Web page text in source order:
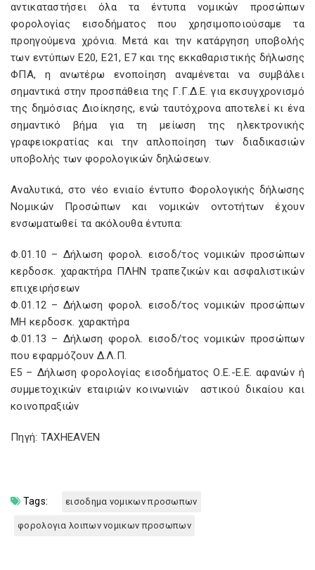
αντικαταστήσει όλα τα έντυπα νομικών προσώπων
φορολογίας εισοδήματος που χρησιμοποιούσαμε τα
προηγούμενα χρόνια. Μετά και την κατάργηση υποβολής
των εντύπων Ε20, Ε21, Ε7 και της εκκαθαριστικής δήλωσης
ΦΠΑ, η ανωτέρω ενοποίηση αναμένεται να συμβάλει
σημαντικά στην προσπάθεια της Γ.Γ.Δ.Ε. για εκσυγχρονισμό
της δημόσιας Διοίκησης, ενώ ταυτόχρονα αποτελεί κι ένα
σημαντικό βήμα για τη μείωση της ηλεκτρονικής
γραφειοκρατίας και την απλοποίηση των διαδικασιών
υποβολής των φορολογικών δηλώσεων.
Αναλυτικά, στο νέο ενιαίο έντυπο Φορολογικής δήλωσης
Νομικών Προσώπων και νομικών οντοτήτων έχουν
ενσωματωθεί τα ακόλουθα έντυπα:
Φ.01.10 – Δήλωση φορολ. εισοδ/τος νομικών προσώπων
κερδοσκ. χαρακτήρα ΠΛΗΝ τραπεζικών και ασφαλιστικών
επιχειρήσεων
Φ.01.12 – Δήλωση φορολ. εισοδ/τος νομικών προσώπων
ΜΗ κερδοσκ. χαρακτήρα
Φ.01.13 – Δήλωση φορολ. εισοδ/τος νομικών προσώπων
που εφαρμόζουν Δ.Λ.Π.
Ε5 – Δήλωση φορολογίας εισοδήματος Ο.Ε.-Ε.Ε. αφανών ή
συμμετοχικών εταιριών κοινωνιών αστικού δικαίου και
κοινοπραξιών
Πηγή: TAXHEAVEN
Tags: εισοδημα νομικων προσωπων
φορολογια λοιπων νομικων προσωπων